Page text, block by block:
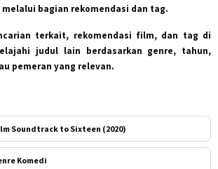
bagian rekomendasi dan tag.
terkait, rekomendasi film, dan tag di
judul lain berdasarkan genre, tahun,
pemeran yang relevan.
Soundtrack to Sixteen (2020)
Komedi